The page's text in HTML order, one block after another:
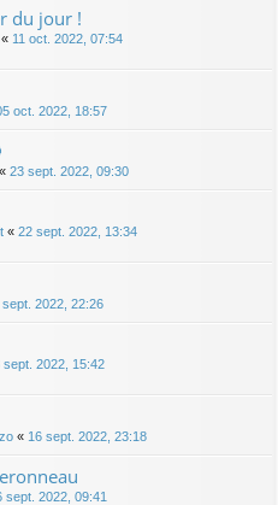
du jour !
« 11 oct. 2022, 07:54
oct. 2022, 18:57
« 23 sept. 2022, 09:30
« 22 sept. 2022, 13:34
sept. 2022, 22:26
sept. 2022, 15:42
« 16 sept. 2022, 23:18
sept. 2022, 09:41